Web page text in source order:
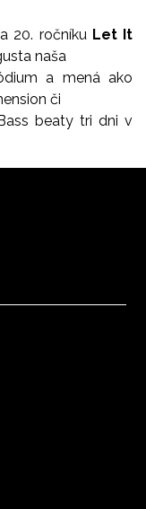
20. ročníku Let It
naša
a mená ako
či
beaty tri dni v